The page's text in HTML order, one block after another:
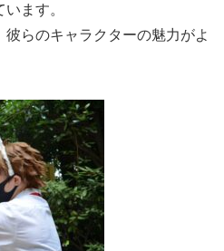
ます。
らのキャラクターの魅力がよ